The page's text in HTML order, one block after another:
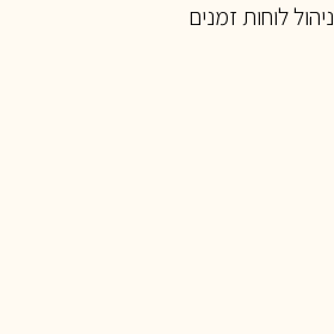
ניהול לוחות זמנים